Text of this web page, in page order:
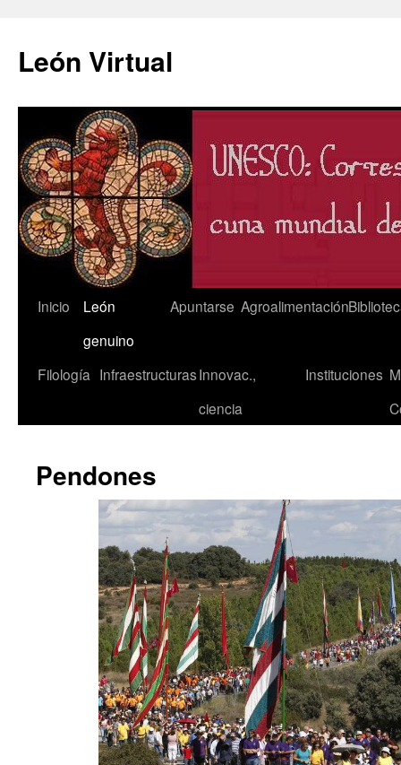
León Virtual
Saltar
contenido
Inicio
León
genuino
Apuntarse Agroalimentación
Filología InfraestructurasInnovac.,
ciencia
Instituciones
Pendones